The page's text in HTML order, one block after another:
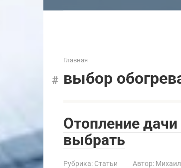
Главная
выбор
Отопление
выбрать
Рубрика: Статьи Автор: